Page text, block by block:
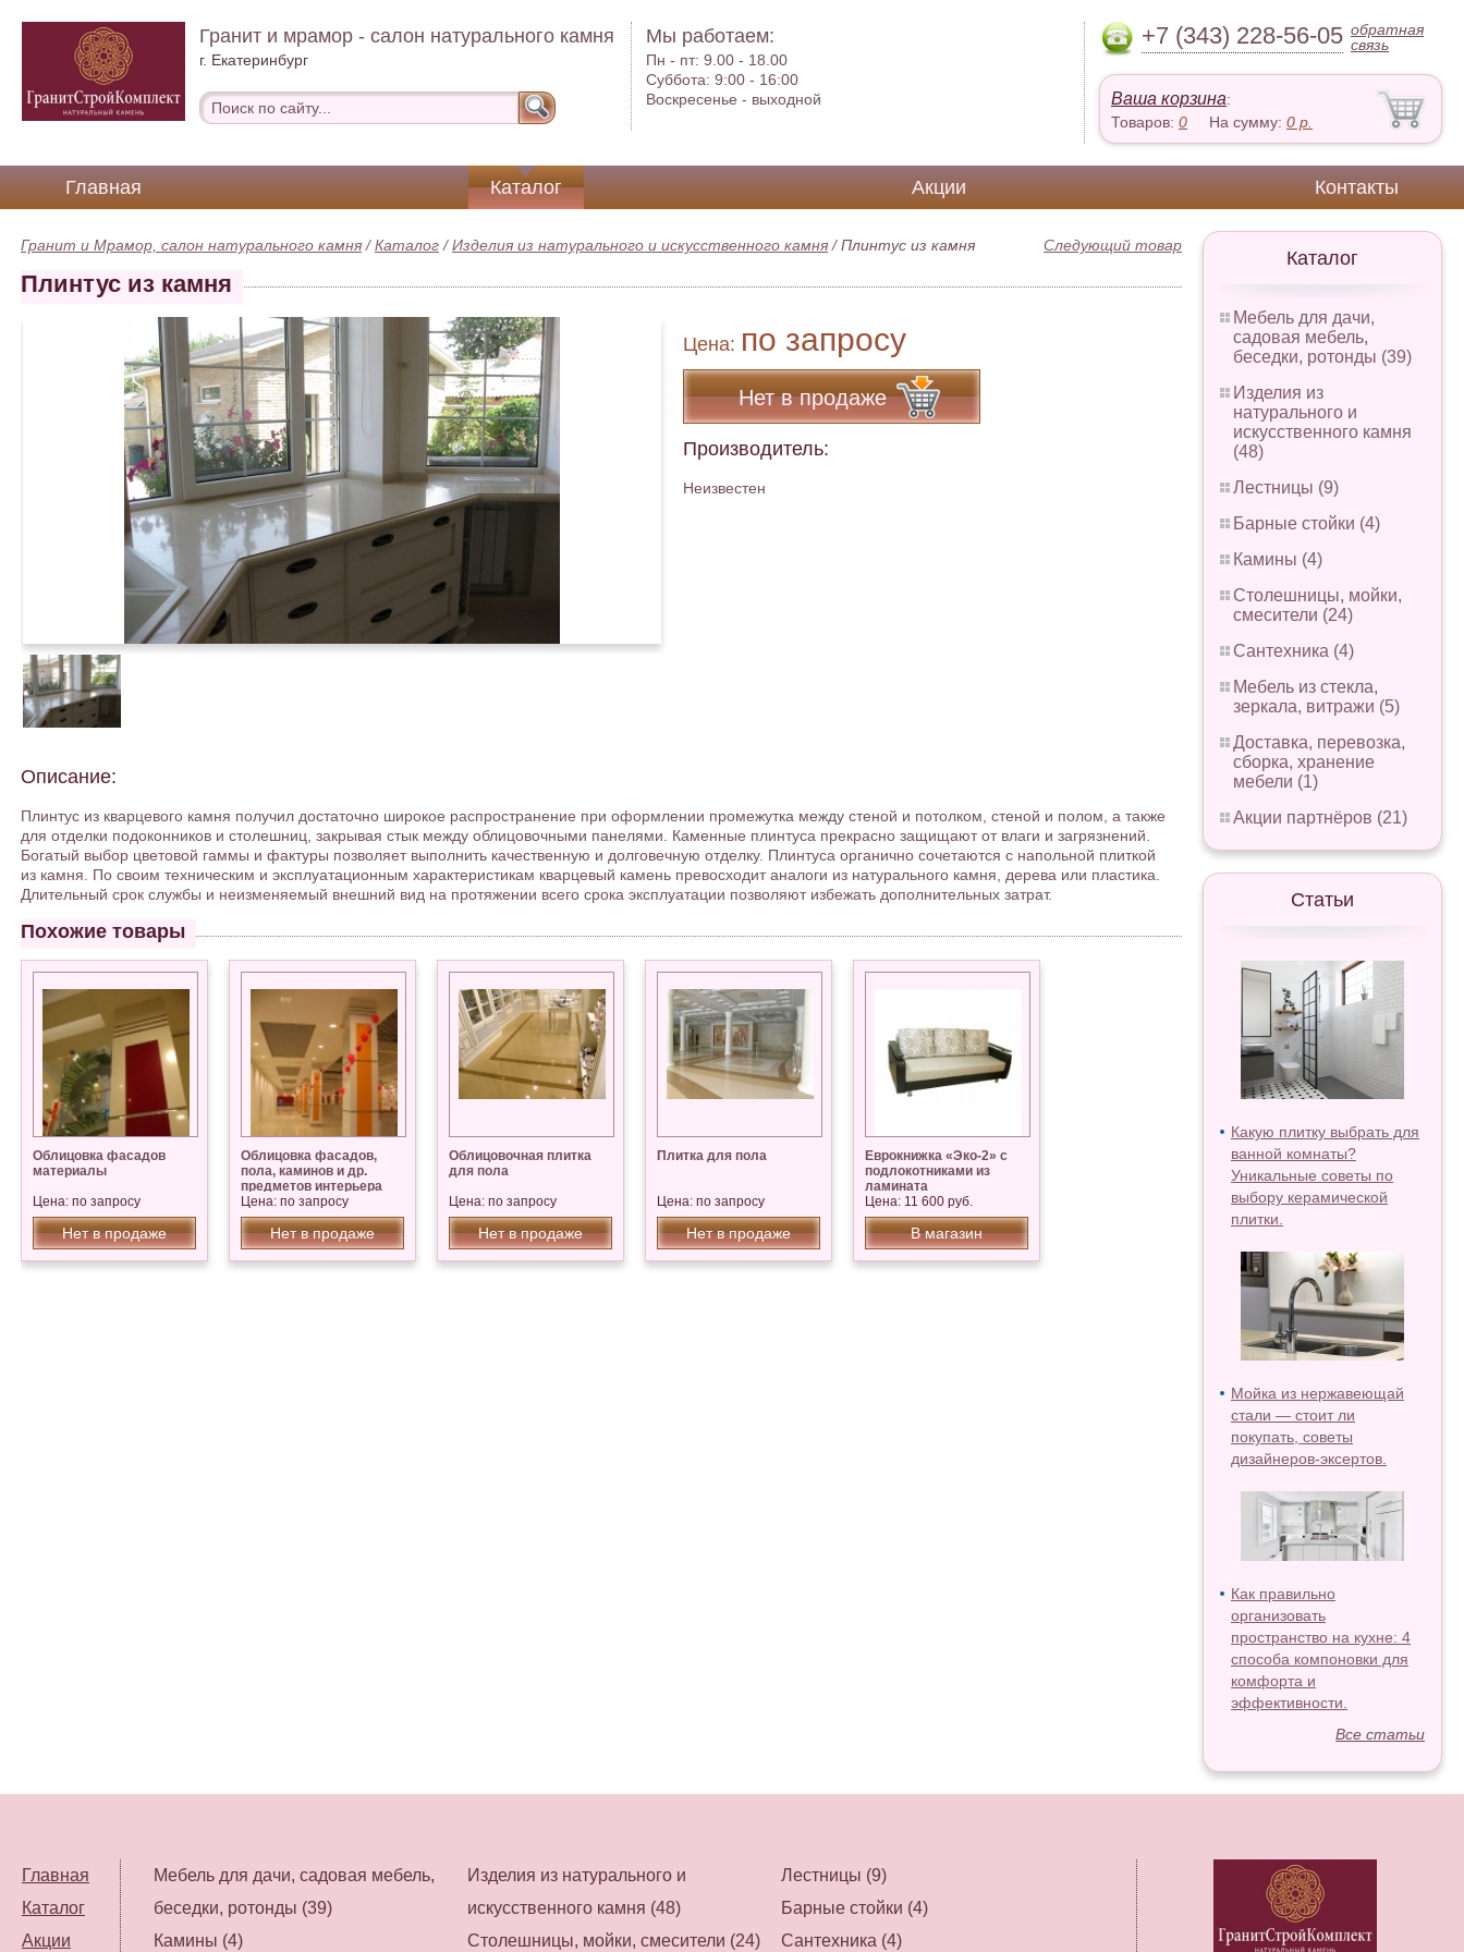
Гранит и мрамор - салон натурального камня
г. Екатеринбург
Мы работаем:
Пн - пт:9.00 - 18.00
Суббота:9:00 - 16:00
Воскресенье - выходной
+7 (343) 228-56-05 обратная
связь
Ваша корзина:
Товаров: 0 На сумму: 0 р.
Главная Каталог Акции Контакты
Каталог
Мебель для дачи,
садовая мебель,
беседки, ротонды (39)
Изделия из
натурального и
искусственного камня
(48)
Лестницы (9)
Барные стойки (4)
Камины (4)
Столешницы, мойки,
смесители (24)
Сантехника (4)
Мебель из стекла,
зеркала, витражи (5)
Доставка, перевозка,
сборка, хранение
мебели (1)
Акции партнёров (21)
Статьи
Какую плитку выбрать для
ванной комнаты?
Уникальные советы по
выбору керамической
плитки.
Мойка из нержавеющай
стали — стоит ли
покупать, советы
дизайнеров-эксертов.
Как правильно
организовать
пространство на кухне: 4
способа компоновки для
комфорта и
эффективности.
Все статьи
Следующий товар
Гранит и Мрамор, салон натурального камня /Каталог /Изделия из натурального и искусственного камня /Плинтус из камня
Плинтус из камня
Цена: по запросу
Нет в продаже
Производитель:
Неизвестен
Описание:
Плинтус из кварцевого камня получил достаточно широкое распространение при оформлении промежутка между стеной и потолком, стеной и полом, а также
для отделки подоконников и столешниц, закрывая стык между облицовочными панелями. Каменные плинтуса прекрасно защищают от влаги и загрязнений.
Богатый выбор цветовой гаммы и фактуры позволяет выполнить качественную и долговечную отделку. Плинтуса органично сочетаются с напольной плиткой
из камня. По своим техническим и эксплуатационным характеристикам кварцевый камень превосходит аналоги из натурального камня, дерева или пластика.
Длительный срок службы и неизменяемый внешний вид на протяжении всего срока эксплуатации позволяют избежать дополнительных затрат.
Похожие товары
Облицовка фасадов
материалы
Цена: по запросу
Нет в продаже
Облицовка фасадов,
пола, каминов и др.
предметов интерьера
Цена: по запросу
Нет в продаже
Облицовочная плитка
для пола
Цена: по запросу
Нет в продаже
Плитка для пола
Цена: по запросу
Нет в продаже
Еврокнижка «Эко-2» с
подлокотниками из
ламината
Цена: 11 600 руб.
В магазин
Главная
Каталог
Акции
Мебель для дачи, садовая мебель,
беседки, ротонды (39)
Изделия из натурального и
искусственного камня (48)
Лестницы (9)
Барные стойки (4)
Камины (4)
Столешницы, мойки, смесители (24) Сантехника (4)